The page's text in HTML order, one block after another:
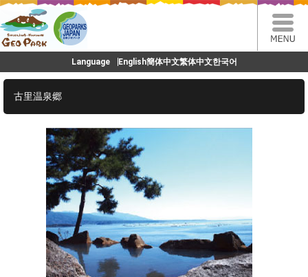
Language English簡体中文繁体中文한국어
古里温泉郷